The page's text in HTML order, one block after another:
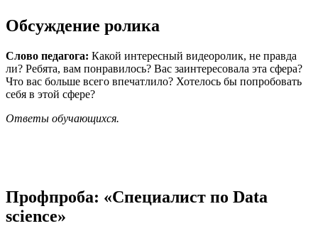
Обсуждение ролика
Слово педагога: Какой интересный видеоролик, не правда
ли? Ребята, вам понравилось? Вас заинтересовала эта сфера?
Что вас больше всего впечатлило? Хотелось бы попробовать
себя в этой сфере?
Ответы обучающихся.
Профпроба: «Специалист по Data
science»